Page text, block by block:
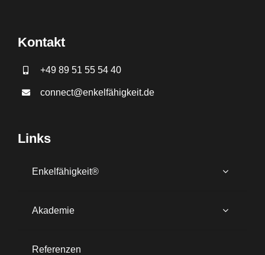
Kontakt
+49 89 51 55 54 40
connect@enkelfähigkeit.de
Links
Enkelfähigkeit®
Akademie
Referenzen